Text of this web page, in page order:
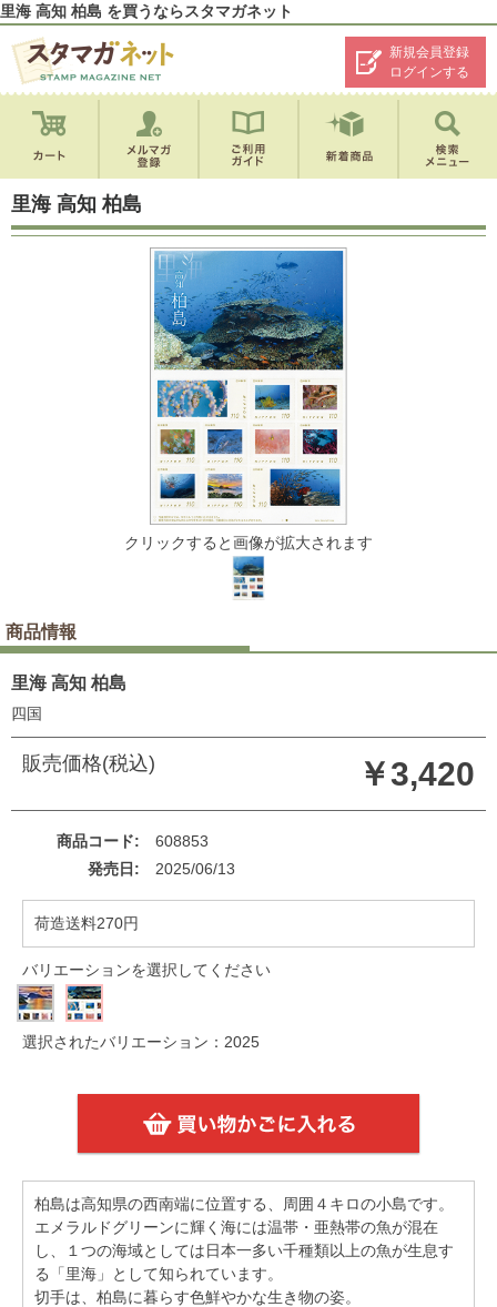
里海 高知 柏島 を買うならスタマガネット
新規会員登録
ログインする
里海 高知 柏島
クリックすると画像が拡大されます
商品情報
里海 高知 柏島
四国
販売価格(税込) ￥3,420
商品コード
608853
発売日
2025/06/13
荷造送料270円
バリエーションを選択してください
選択されたバリエーション：2025
柏島は高知県の西南端に位置する、周囲４キロの小島です。
エメラルドグリーンに輝く海には温帯・亜熱帯の魚が混在
し、１つの海域としては日本一多い千種類以上の魚が生息す
る「里海」として知られています。
切手は、柏島に暮らす色鮮やかな生き物の姿。